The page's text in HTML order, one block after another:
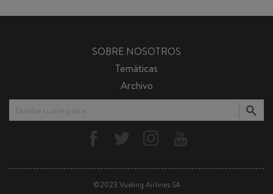
SOBRE NOSOTROS
Temáticas
Archivo
Escribe tu pregunta
©2023 Vueling Airlines SA